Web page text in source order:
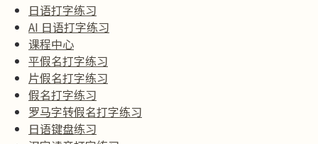
日语打字练习
AI 日语打字练习
课程中心
平假名打字练习
片假名打字练习
假名打字练习
罗马字转假名打字练习
日语键盘练习